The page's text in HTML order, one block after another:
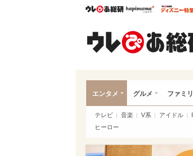
ウレぴあ総研ハピママ*
エンタメ グルメ ファミ
テレビ 音楽 V系 アイドル
ヒーロー